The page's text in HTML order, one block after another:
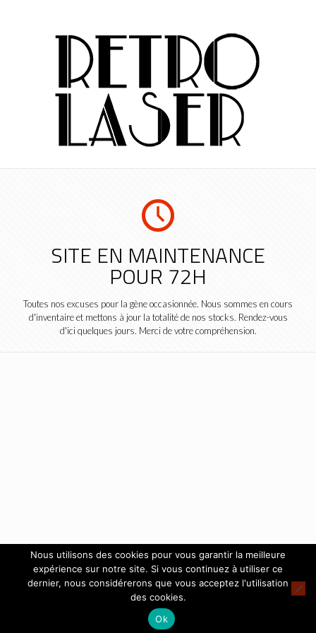
SITE EN MAINTENANCE
POUR 72H
Toutes nos excuses pour la gène occasionnée. Nous sommes en cours
d'inventaire et mettons à jour la totalité de nos stocks. Rendez-vous
d'ici quelques jours. Merci de votre compréhension.
Nous utilisons des cookies pour vous garantir la meilleure
expérience sur notre site. Si vous continuez à utiliser ce
dernier, nous considérerons que vous acceptez l'utilisation
des cookies.
Ok